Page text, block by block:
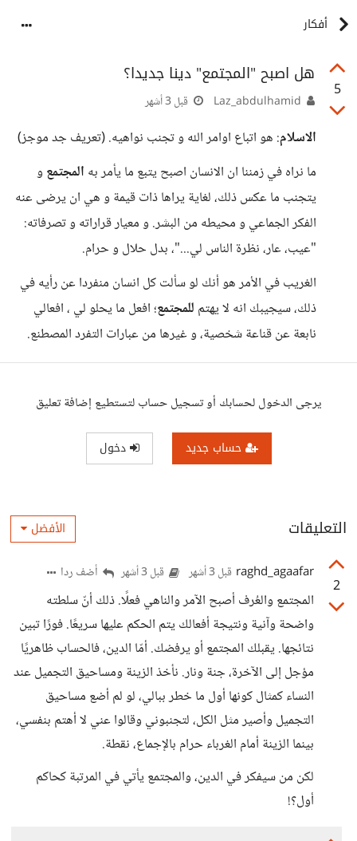
أفكار
5
هل اصبح "المجتمع" دينا جديدا؟
قبل 3 أشهر
الاسلام: هو اتباع اوامر الله و تجنب نواهيه. (تعريف جد موجز)
ما نراه في زمننا ان الانسان اصبح يتبع ما يأمر به المجتمع و
يتجنب ما عكس ذلك، لغاية يراها ذات قيمة و هي ان يرضى عنه
الفكر الجماعي و محيطه من البشر. و معيار قراراته و تصرفاته:
"عيب، عار، نظرة الناس لي..."، بدل حلال و حرام.
الغريب في الأمر هو أنك لو سألت كل انسان منفردا عن رأيه في
ذلك، سيجيبك انه لا يهتم للمجتمع؛ افعل ما يحلو لي ، افعالي
نابعة عن قناعة شخصية، و غيرها من عبارات التفرد المصطنع.
يرجى الدخول لحسابك أو تسجيل حساب لتستطيع إضافة تعليق
حساب جديد دخول
التعليقات الأفضل
2
raghd_agaafar قبل 3 أشهر قبل 3 أشهر أضف ردا
المجتمع والعُرف أصبح الآمر والناهي فعلًا. ذلك أنّ سلطته
واضحة وآنية ونتيجة أفعالك يتم الحكم عليها سريعًا. فورًا تبين
نتائجها. يقبلك المجتمع أو يرفضك. أمّا الدين، فالحساب ظاهريًا
مؤجل إلى الآخرة، جنة ونار. نأخذ الزينة ومساحيق التجميل عند
النساء كمثال كونها أول ما خطر ببالي، لو لم أضع مساحيق
التجميل وأصير مثل الكل، لتجنبوني وقالوا عني لا أهتم بنفسي،
بينما الزينة أمام الغرباء حرام بالإجماع، نقطة.
لكن من سيفكر في الدين، والمجتمع يأتي في المرتبة كحاكم
أول؟!